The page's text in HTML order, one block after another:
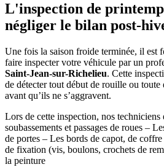
L'inspection de
négliger le bilan post-
Une fois la saison froide terminée, il est
faire inspecter votre véhicule par un
Saint-Jean-sur-Richelieu. Cette
de détecter tout début de rouille ou
avant qu’ils ne s’aggravent.
Lors de cette inspection, nos
soubassements et passages de roues –
de portes – Les bords de capot, de
de fixation (vis, boulons, crochets de
la peinture